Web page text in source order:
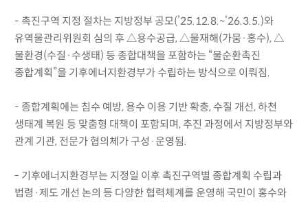
- 촉진구역 지정 절차는 지방정부 공모(’25.12.8.~’26.3.5.)와
유역물관리위원회 심의 후 △용수공급, △물재해(가뭄·홍수), △
물환경(수질·수생태) 등 종합대책을 포함하는 “물순환촉진
종합계획”을 기후에너지환경부가 수립하는 방식으로 이뤄짐.
- 종합계획에는 침수 예방, 용수 이용 기반 확충, 수질 개선, 하천
생태계 복원 등 맞춤형 대책이 포함되며, 추진 과정에서 지방정부와
관계 기관, 전문가 협의체가 구성·운영됨.
- 기후에너지환경부는 지정일 이후 촉진구역별 종합계획 수립과
법령·제도 개선 논의 등 다양한 협력체계를 운영해 국민이 홍수와